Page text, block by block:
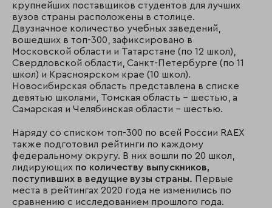
крупнейших поставщиков студентов для лучших
вузов страны расположены в столице.
Двузначное количество учебных заведений,
вошедших в топ-300, зафиксировано в
Московской области и Татарстане (по 12 школ),
Свердловской области, Санкт-Петербурге (по 11
школ) и Красноярском крае (10 школ).
Новосибирская область представлена в списке
девятью школами, Томская область – шестью, а
Самарская и Челябинская области – шестью.
Наряду со списком топ-300 по всей России RAEX
также подготовил рейтинги по каждому
федеральному округу. В них вошли по 20 школ,
лидирующих по количеству выпускников,
поступивших в ведущие вузы страны. Первые
места в рейтингах 2020 года не изменились по
сравнению с исследованием прошлого года.